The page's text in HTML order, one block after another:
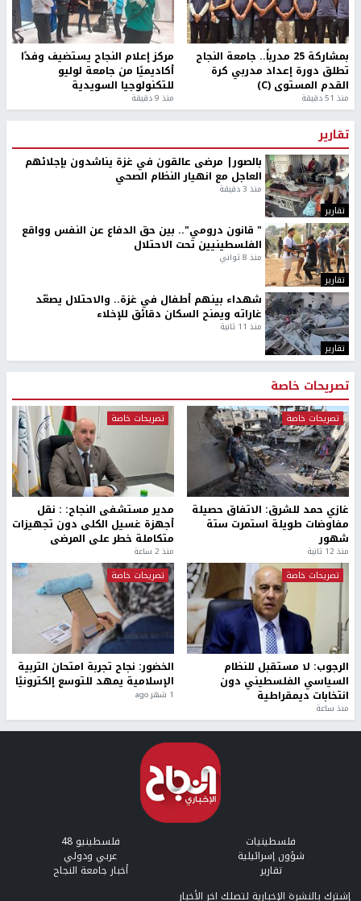
بمشاركة 25 مدرباً.. جامعة النجاح
تطلق دورة إعداد مدربي كرة
القدم المستوى (C)
منذ 51 دقيقة
مركز إعلام النجاح يستضيف وفدًا
أكاديميًا من جامعة لوليو
للتكنولوجيا السويدية
منذ 9 دقيقة
تقارير
تقارير
بالصور| مرضى عالقون في غزة يناشدون بإجلائهم
العاجل مع انهيار النظام الصحي
منذ 3 دقيقة
تقارير
" قانون درومي".. بين حق الدفاع عن النفس وواقع
الفلسطينيين تحت الاحتلال
منذ 8 ثواني
تقارير
شهداء بينهم أطفال في غزة.. والاحتلال يصعّد
غاراته ويمنح السكان دقائق للإخلاء
منذ 11 ثانية
تصريحات خاصة
تصريحات خاصة
غازي حمد للشرق: الاتفاق حصيلة
مفاوضات طويلة استمرت ستة
شهور
منذ 12 ثانية
تصريحات خاصة
مدير مستشفى النجاح: : نقل
أجهزة غسيل الكلى دون تجهيزات
متكاملة خطر على المرضى
منذ 2 ساعة
تصريحات خاصة
الرجوب: لا مستقبل للنظام
السياسي الفلسطيني دون
انتخابات ديمقراطية
منذ ساعة
تصريحات خاصة
الخضور: نجاح تجربة امتحان التربية
الإسلامية يمهد للتوسع إلكترونيًا
1 شهر ago
فلسطينيات فلسطينيو 48
شؤون إسرائيلية عربي ودولي
تقارير
أخبار جامعة النجاح
إشترك بالنشرة الإخبارية لتصلك اخر الأخبار